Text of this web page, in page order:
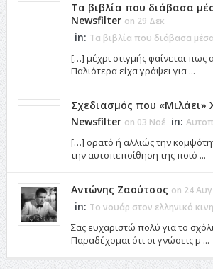
Τα βιβλία που διάβασα
Newsfilter on 29 Δεκ
in: Τα βιβλία που διάβασα
[…] μέχρι στιγμής φαίνεται πως
Παλιότερα είχα γράψει για ...
Σχεδιασμός που «Μιλάει»
Newsfilter on 03 Νοέ in:
[…] ορατό ή αλλιώς την
την αυτοπεποίθηση της ποιό ...
Αντώνης Ζαούτσος on 24 Αυγ
in: Το νουάρ στον ελληνικό
Σας ευχαριστώ πολύ για το
Παραδέχομαι ότι οι γνώσεις μ ...